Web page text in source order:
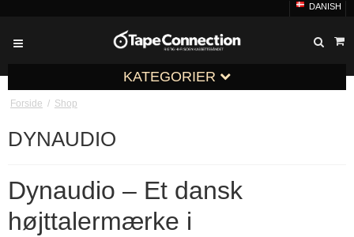
DANISH
KATEGORIER
Forside / Shop
DYNAUDIO
Dynaudio – Et dansk
højttalermærke i